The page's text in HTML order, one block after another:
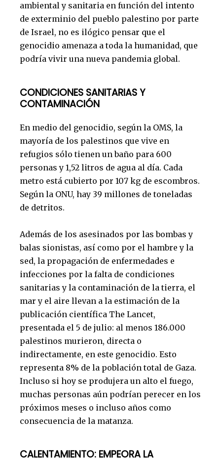
ambiental y sanitaria en función del intento
de exterminio del pueblo palestino por parte
de Israel, no es ilógico pensar que el
genocidio amenaza a toda la humanidad, que
podría vivir una nueva pandemia global.
CONDICIONES SANITARIAS Y
CONTAMINACIÓN
En medio del genocidio, según la OMS, la
mayoría de los palestinos que vive en
refugios sólo tienen un baño para 600
personas y 1,52 litros de agua al día. Cada
metro está cubierto por 107 kg de escombros.
Según la ONU, hay 39 millones de toneladas
de detritos.
Además de los asesinados por las bombas y
balas sionistas, así como por el hambre y la
sed, la propagación de enfermedades e
infecciones por la falta de condiciones
sanitarias y la contaminación de la tierra, el
mar y el aire llevan a la estimación de la
publicación científica The Lancet,
presentada el 5 de julio: al menos 186.000
palestinos murieron, directa o
indirectamente, en este genocidio. Esto
representa 8% de la población total de Gaza.
Incluso si hoy se produjera un alto el fuego,
muchas personas aún podrían perecer en los
próximos meses o incluso años como
consecuencia de la matanza.
CALENTAMIENTO: EMPEORA LA